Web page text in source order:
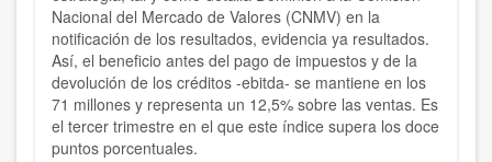
Nacional del Mercado de Valores (CNMV) en la
notificación de los resultados, evidencia ya resultados.
Así, el beneficio antes del pago de impuestos y de la
devolución de los créditos -ebitda- se mantiene en los
71 millones y representa un 12,5% sobre las ventas. Es
el tercer trimestre en el que este índice supera los doce
puntos porcentuales.